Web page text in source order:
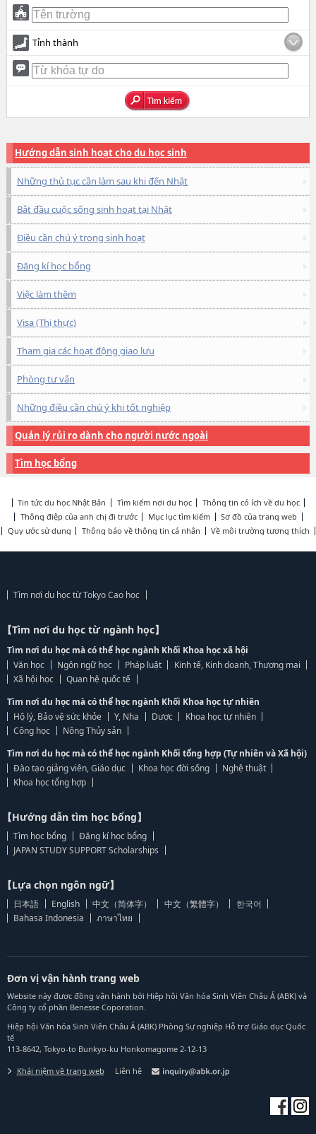
Tỉnh thành
Hướng dẫn sinh hoạt cho du học sinh
Những thủ tục cần làm sau khi đến Nhật
Bắt đầu cuộc sống sinh hoạt tại Nhật
Điều cần chú ý trong sinh hoạt
Đăng kí học bổng
Việc làm thêm
Visa (Thị thực)
Tham gia các hoạt động giao lưu
Phòng tư vấn
Những điều cần chú ý khi tốt nghiệp
Quản lý rủi ro dành cho người nước ngoài
Tìm học bổng
Tin tức du học Nhật Bản Tìm kiếm nơi du học
Thông tin có ích về du học
Thông điệp của anh chị đi trước
Mục lục tìm kiếm
Sơ đồ của trang web
Quy ước sử dụng
Thông báo về thông tin cá nhân Về môi trường tương thích
Tìm nơi du học từ Tokyo Cao học
【Tìm nơi du học từ ngành học】
Tìm nơi du học mà có thể học ngành Khối Khoa học xã hội
Văn học
Ngôn ngữ học Pháp luật
Kinh tế, Kinh doanh, Thương mại
Xã hội học
Quan hệ quốc tế
Tìm nơi du học mà có thể học ngành Khối Khoa học tự nhiên
Hộ lý, Bảo vệ sức khỏe
Y, Nha Dược
Khoa học tự nhiên
Công học
Nông Thủy sản
Tìm nơi du học mà có thể học ngành Khối tổng hợp (Tự nhiên và Xã hội)
Đào tạo giảng viên, Giáo dục
Khoa học đời sống
Nghệ thuật
Khoa học tổng hợp
【Hướng dẫn tìm học bổng】
Tìm học bổng
Đăng kí học bổng
JAPAN STUDY SUPPORT Scholarships
【Lựa chọn ngôn ngữ】
日本語 English 中文（简体字） 中文（繁體字）
한국어
Bahasa Indonesia
ภาษาไทย
Đơn vị vận hành trang web
Website này được đồng vận hành bởi Hiệp hội Văn hóa Sinh Viên Châu Á (ABK) và
Công ty cổ phần Benesse Coporation.
Hiệp hội Văn hóa Sinh Viên Châu Á (ABK) Phòng Sự nghiệp Hỗ trợ Giáo dục Quốc
tế
113-8642, Tokyo-to Bunkyo-ku Honkomagome 2-12-13
Khái niệm về trang web Liên hệ